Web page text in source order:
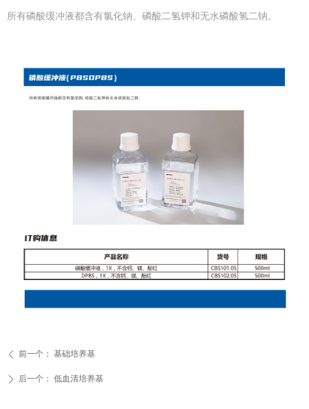
所有磷酸缓冲液都含有氯化钠、磷酸二氢钾和无水磷酸氢二钠。
ꄴ 前一个： 基础培养基
ꄲ 后一个： 低血清培养基